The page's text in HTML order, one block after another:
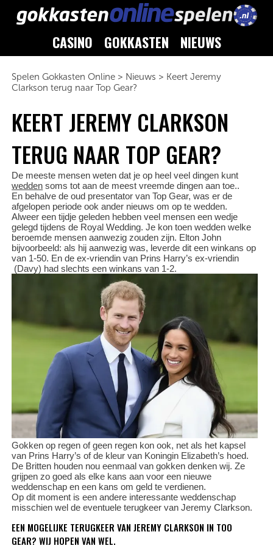
CASINO GOKKASTEN NIEUWS
Spelen Gokkasten Online > Nieuws > Keert Jeremy
Clarkson terug naar Top Gear?
KEERT JEREMY CLARKSON
TERUG NAAR TOP GEAR?
De meeste mensen weten dat je op heel veel dingen kunt
wedden soms tot aan de meest vreemde dingen aan toe..
En behalve de oud presentator van Top Gear, was er de
afgelopen periode ook ander nieuws om op te wedden.
Alweer een tijdje geleden hebben veel mensen een wedje
gelegd tijdens de Royal Wedding. Je kon toen wedden welke
beroemde mensen aanwezig zouden zijn. Elton John
bijvoorbeeld: als hij aanwezig was, leverde dit een winkans op
van 1-50. En de ex-vriendin van Prins Harry’s ex-vriendin
(Davy) had slechts een winkans van 1-2.
Gokken op regen of geen regen kon ook, net als het kapsel
van Prins Harry’s of de kleur van Koningin Elizabeth’s hoed.
De Britten houden nou eenmaal van gokken denken wij. Ze
grijpen zo goed als elke kans aan voor een nieuwe
weddenschap en een kans om geld te verdienen.
Op dit moment is een andere interessante weddenschap
misschien wel de eventuele terugkeer van Jeremy Clarkson.
EEN MOGELIJKE TERUGKEER VAN JEREMY CLARKSON IN TOO
GEAR? WIJ HOPEN VAN WEL.